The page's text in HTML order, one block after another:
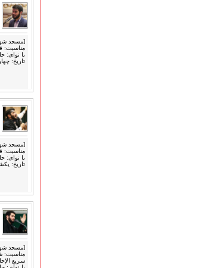
[مسجد
مناسبت:
با نوای:
تاریخ:
[مسجد
مناسبت:
با نوای:
تاریخ: یکشنبه
[مسجد
مناسبت:
سریع